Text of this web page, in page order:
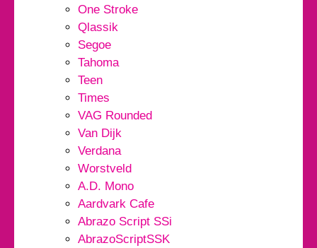
One Stroke
Qlassik
Segoe
Tahoma
Teen
Times
VAG Rounded
Van Dijk
Verdana
Worstveld
A.D. Mono
Aardvark Cafe
Abrazo Script SSi
AbrazoScriptSSK